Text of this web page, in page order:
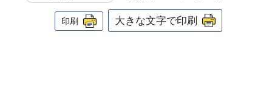
印刷 大きな文字で印刷